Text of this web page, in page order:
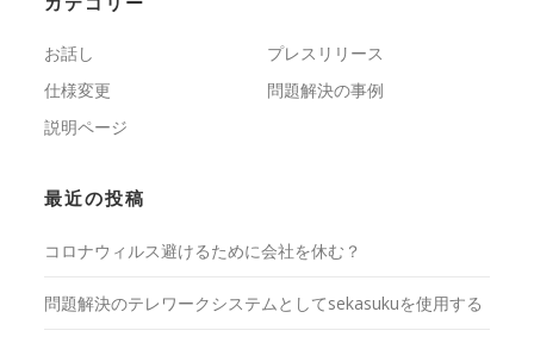
お話し
プレスリリース
仕様変更
問題解決の事例
説明ページ
最近の投稿
コロナウィルス避けるために会社を休む？
問題解決のテレワークシステムとしてsekasukuを使用する